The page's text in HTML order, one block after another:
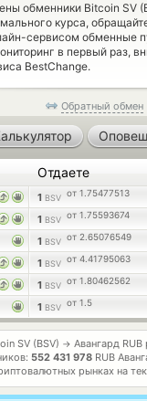
обменники Bitcoin SV
курса,
сервисом обменные
в первый раз,
BestChange.
Обратный обмен
Отдаете
1 BSV от 1.75477513
1 BSV от 1.75593674
1 BSV от 2.65076549
1 BSV от 4.41795063
1 BSV от 1.80462562
1 BSV от 1.5
SV (BSV) → Авангард RUB
552 431 978 RUB
рынках на